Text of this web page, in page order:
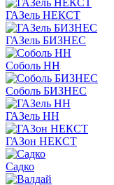
ГАЗель НЕКСТ
ГАЗель БИЗНЕС
Соболь НН
Соболь БИЗНЕС
ГАЗель НН
ГАЗон НЕКСТ
Садко